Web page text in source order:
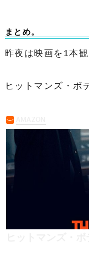
まとめ。
昨夜は映画を1本観
ヒットマンズ・ボ